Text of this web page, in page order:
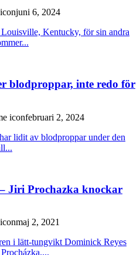
juni 6, 2024
Kentucky, för sin andra
blodproppar, inte redo för
februari 2, 2024
lidit av blodproppar under den
Jiri Prochazka knockar
maj 2, 2021
i lätt-tungvikt Dominick Reyes